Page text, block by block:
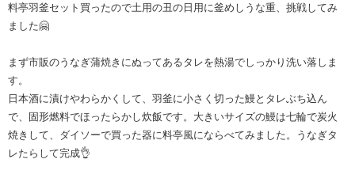
料亭羽釜セット買ったので土用の丑の日用に釜めしうな重、挑戦してみ
ました🤗
まず市販のうなぎ蒲焼きにぬってあるタレを熱湯でしっかり洗い落しま
す。
日本酒に漬けやわらかくして、羽釜に小さく切った鰻とタレぶち込ん
で、固形燃料でほったらかし炊飯です。大きいサイズの鰻は七輪で炭火
焼きして、ダイソーで買った器に料亭風にならべてみました。うなぎタ
レたらして完成👌